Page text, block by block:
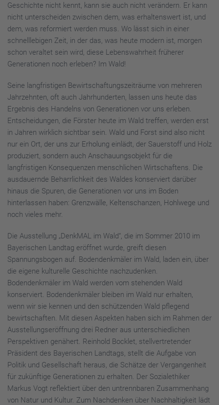
Geschichte nicht kennt, kann sie auch nicht verändern. Er kann
nicht unterscheiden zwischen dem, was erhaltenswert ist, und
dem, was reformiert werden muss. Wo lässt sich in einer
schnelllebigen Zeit, in der das, was heute modern ist, morgen
schon veraltet sein wird, diese Lebenswahrheit früherer
Generationen noch erleben? Im Wald!
Seine langfristigen Bewirtschaftungszeiträume von mehreren
Jahrzehnten, oft auch Jahrhunderten, lassen uns heute das
Ergebnis des Handelns von Generationen vor uns erleben.
Entscheidungen, die Förster heute im Wald treffen, werden erst
in Jahren wirklich sichtbar sein. Wald und Forst sind also nicht
nur ein Ort, der uns zur Erholung einlädt, der Sauerstoff und Holz
produziert, sondern auch Anschauungsobjekt für die
langfristigen Konsequenzen menschlichen Wirtschaftens. Die
ausdauernde Beharrlichkeit des Waldes konserviert darüber
hinaus die Spuren, die Generationen vor uns im Boden
hinterlassen haben: Grenzwälle, Keltenschanzen, Hohlwege und
noch vieles mehr.
Die Ausstellung „DenkMAL im Wald“, die im Sommer 2010 im
Bayerischen Landtag eröffnet wurde, greift diesen
Spannungsbogen auf. Bodendenkmäler im Wald, laden ein, über
die eigene kulturelle Geschichte nachzudenken.
Bodendenkmäler im Wald werden vom stehenden Wald
konserviert. Bodendenkmäler bleiben im Wald nur erhalten,
wenn wir sie kennen und den schützenden Wald pflegend
bewirtschaften. Mit diesen Aspekten haben sich im Rahmen der
Ausstellungseröffnung drei Redner aus unterschiedlichen
Perspektiven genähert. Reinhold Bocklet, stellvertretender
Präsident des Bayerischen Landtags, stellt die Aufgabe von
Politik und Gesellschaft heraus, die Schätze der Vergangenheit
für zukünftige Generationen zu erhalten. Der Sozialethiker
Markus Vogt reflektiert über den untrennbaren Zusammenhang
von Natur und Kultur. Zum Nachdenken über Nachhaltigkeit lädt